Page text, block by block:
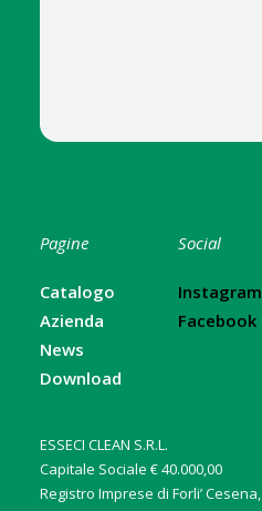
Pagine
Catalogo
Azienda
News
Download
Social
Instagram
Facebook
ESSECI CLEAN S.R.L.
Capitale Sociale € 40.000,00
Registro Imprese di Forli’ Cesena,